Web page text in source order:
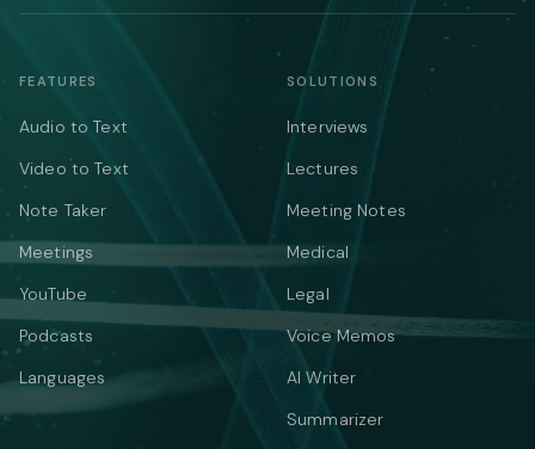
FEATURES
Audio to Text
Video to Text
Note Taker
Meetings
YouTube
Podcasts
Languages
SOLUTIONS
Interviews
Lectures
Meeting Notes
Medical
Legal
Voice Memos
AI Writer
Summarizer